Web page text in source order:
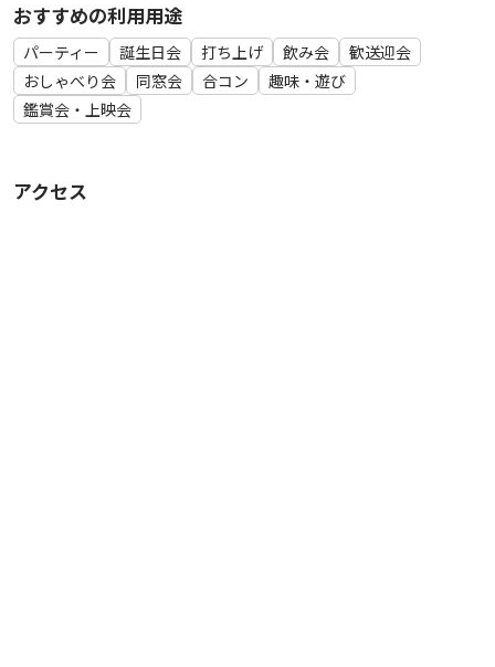
タイムボム
レロレロ酒場
ITO
人狼 SUPER DX
ブロックス
カタン
おすすめの利用用途
パーティー 誕生日会 打ち上げ 飲み会
歓送迎会
おしゃべり会
同窓会 合コン
趣味・遊び
鑑賞会・上映会
アクセス